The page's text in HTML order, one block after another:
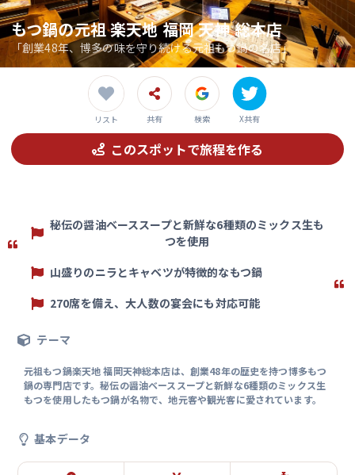
もつ鍋の元祖 楽天地 福岡 天神 総本店
「創業48年、博多の味を守り続ける元祖もつ鍋の名店」
リスト 共有 検索 X共有
このスポットで旅程を作る
秘伝の醤油ベーススープと新鮮な6種類のミックス生も
つを使用
山盛りのニラとキャベツが特徴的なもつ鍋
270席を備え、大人数の宴会にも対応可能
テーマ
元祖もつ鍋楽天地 福岡天神総本店は、創業48年の歴史を持つ博多もつ
鍋の専門店です。秘伝の醤油ベーススープと新鮮な6種類のミックス生
もつを使用したもつ鍋が名物で、地元客や観光客に愛されています。
基本データ